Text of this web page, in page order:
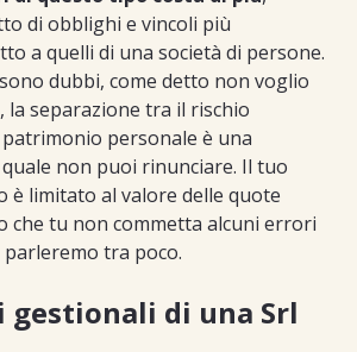
di obblighi e vincoli più
a quelli di una società di persone.
dubbi, come detto non voglio
separazione tra il rischio
patrimonio personale è una
non puoi rinunciare. Il tuo
è limitato al valore delle quote
che tu non commetta alcuni errori
tra poco.
gestionali di una Srl